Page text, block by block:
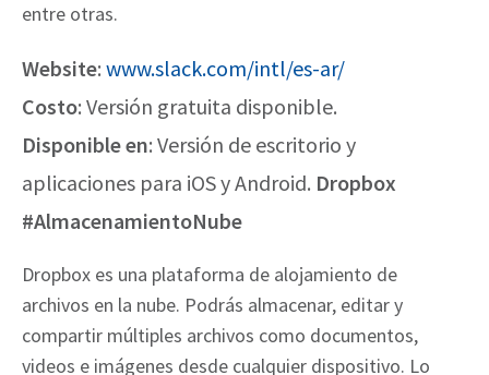
entre otras.
Website: www.slack.com/intl/es-ar/
Costo: Versión gratuita disponible.
Disponible en: Versión de escritorio y
aplicaciones para iOS y Android. Dropbox
#AlmacenamientoNube
Dropbox es una plataforma de alojamiento de
archivos en la nube. Podrás almacenar, editar y
compartir múltiples archivos como documentos,
videos e imágenes desde cualquier dispositivo. Lo